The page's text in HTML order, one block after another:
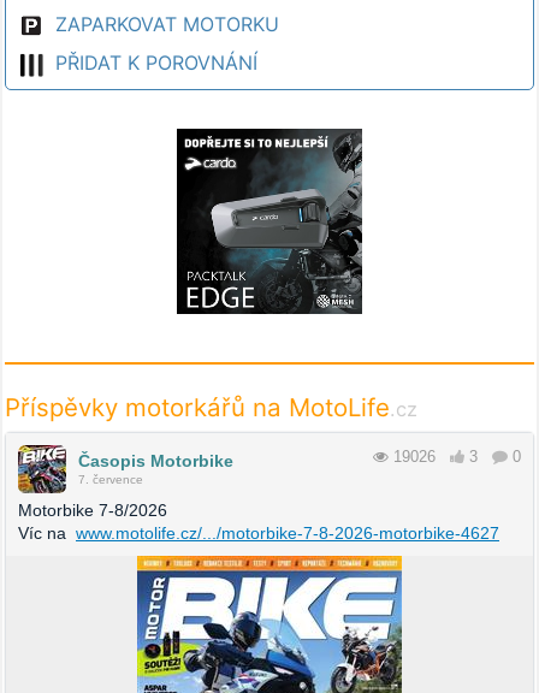
ZAPARKOVAT MOTORKU
PŘIDAT K POROVNÁNÍ
Příspěvky motorkářů na MotoLife.cz
Časopis Motorbike
7. července
19026 3 0
Motorbike 7-8/2026
Víc na www.motolife.cz/.../motorbike-7-8-2026-motorbike-4627